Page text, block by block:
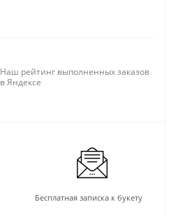
Наш рейтинг выполненных заказов
в Яндексе
Бесплатная записка к букету